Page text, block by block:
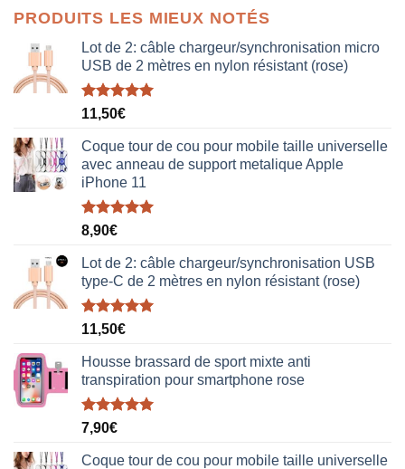
était :
38,00€.
est :
19,00€.
PRODUITS LES MIEUX NOTÉS
Lot de 2: câble chargeur/synchronisation micro
USB de 2 mètres en nylon résistant (rose)
Note5.00
11,50€
Coque tour de cou pour mobile taille universelle
avec anneau de support metalique Apple
iPhone 11
Note5.00
8,90€
Lot de 2: câble chargeur/synchronisation USB
type-C de 2 mètres en nylon résistant (rose)
Note5.00
11,50€
Housse brassard de sport mixte anti
transpiration pour smartphone rose
Note5.00
7,90€
Coque tour de cou pour mobile taille universelle